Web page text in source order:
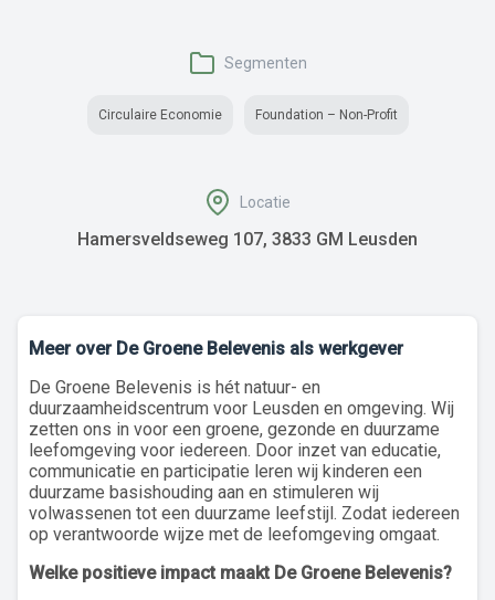
Segmenten
Circulaire Economie Foundation – Non-Profit
Locatie
Hamersveldseweg 107, 3833 GM Leusden
Meer over De Groene Belevenis als werkgever
De Groene Belevenis is hét natuur- en
duurzaamheidscentrum voor Leusden en omgeving. Wij
zetten ons in voor een groene, gezonde en duurzame
leefomgeving voor iedereen. Door inzet van educatie,
communicatie en participatie leren wij kinderen een
duurzame basishouding aan en stimuleren wij
volwassenen tot een duurzame leefstijl. Zodat iedereen
op verantwoorde wijze met de leefomgeving omgaat.
Welke positieve impact maakt De Groene Belevenis?